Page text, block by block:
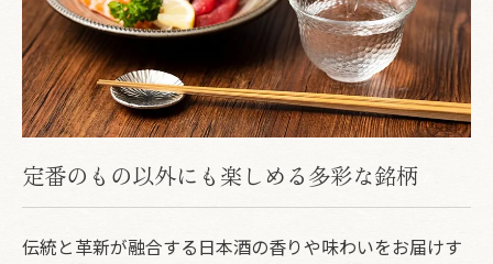
定番のもの以外にも楽しめる多彩な銘柄
伝統と革新が融合する日本酒の香りや味わいをお届けす